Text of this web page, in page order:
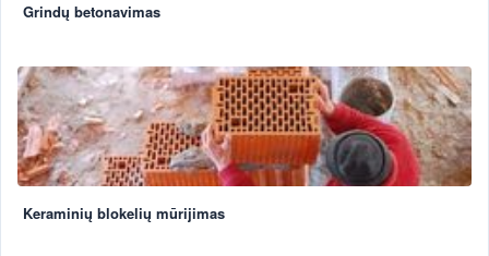
Grindų betonavimas
Keraminių blokelių mūrijimas